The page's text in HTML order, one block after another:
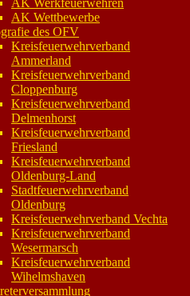
AK Werkfeuerwehren
AK Wettbewerbe
des OFV
Kreisfeuerwehrverband
Ammerland
Kreisfeuerwehrverband
Cloppenburg
Kreisfeuerwehrverband
Delmenhorst
Kreisfeuerwehrverband
Friesland
Kreisfeuerwehrverband
Oldenburg-Land
Stadtfeuerwehrverband
Oldenburg
Kreisfeuerwehrverband Vechta
Kreisfeuerwehrverband
Wesermarsch
Kreisfeuerwehrverband
Wihelmshaven